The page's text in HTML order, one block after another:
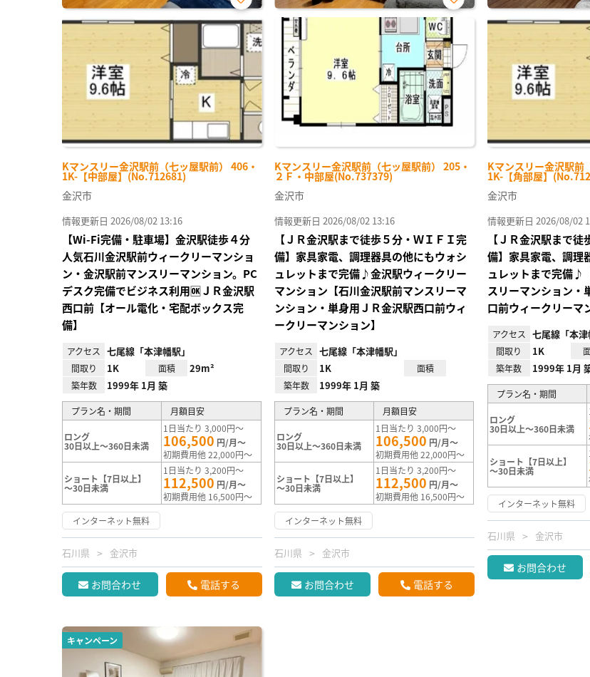
Kマンスリー金沢駅前（七ッ屋駅前） 406・
1K-【中部屋】(No.712681)
お気
に入
り登
録
金沢市
情報更新日 2026/08/02 13:16
【Wi-Fi完備・駐車場】金沢駅徒歩４分
人気石川金沢駅前ウィークリーマンショ
ン・金沢駅前マンスリーマンション。PC
デスク完備でビジネス利用🆗ＪＲ金沢駅
西口前【オール電化・宅配ボックス完
備】
アクセス 七尾線「本津幡駅」
間取り 1K 面積 29m²
築年数 1999年 1月 築
プラン名・期間 月額目安
ロング
30日以上～360日未満
1日当たり 3,000円～
106,500 円/月～
初期費用他 22,000円～
ショート【7日以上】
～30日未満
1日当たり 3,200円～
112,500 円/月～
初期費用他 16,500円～
インターネット無料
石川県 金沢市
お問合わせ 電話する
Kマンスリー金沢駅前（七ッ屋駅前） 205・
２Ｆ・中部屋(No.737379)
お気
に入
り登
録
金沢市
情報更新日 2026/08/02 13:16
【ＪＲ金沢駅まで徒歩５分・ＷＩＦＩ完
備】家具家電、調理器具の他にもウォシ
ュレットまで完備♪金沢駅ウィークリー
マンション【石川金沢駅前マンスリーマ
ンション・単身用ＪＲ金沢駅西口前ウィ
ークリーマンション】
アクセス 七尾線「本津幡駅」
間取り 1K
面積
築年数
1999年 1月 築
プラン名・期間 月額目安
ロング
30日以上～360日未満
1日当たり 3,000円～
106,500 円/月～
初期費用他 22,000円～
ショート【7日以上】
～30日未満
1日当たり 3,200円～
112,500 円/月～
初期費用他 16,500円～
インターネット無料
石川県 金沢市
お問合わせ 電話する
Kマンスリー金沢駅前
1K-【角部屋】
金沢市
情報更新日 2026/08/02
【ＪＲ金沢駅まで
備】家具家電、調理
ュレットまで完備♪
スリーマンション・
口前ウィークリーマ
アクセス 七尾線「本津
間取り 1K
築年数 1999年 1月
プラン名・期間
ロング
30日以上～360日未満
ショート【7日以上】
～30日未満
インターネット無料
石川県 金沢市
お問合わせ
キャンペーン